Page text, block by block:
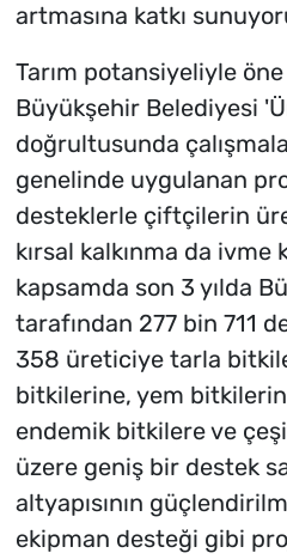
artmasına katkı
Tarım potansiyeliyle
Büyükşehir Belediyesi
doğrultusunda
genelinde uygulanan
desteklerle çiftçilerin
kırsal kalkınma da ivme
kapsamda son 3 yılda
tarafından 277 bin 711
358 üreticiye tarla
bitkilerine, yem
endemik bitkilere ve
üzere geniş bir destek
altyapısının
ekipman desteği gibi